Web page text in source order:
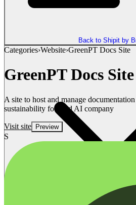
Back to Shipit by
Categories›Website›GreenPT Docs Site
GreenPT Docs Site
A site to host and manage
sustainability focused AI company
Visit site Preview
S